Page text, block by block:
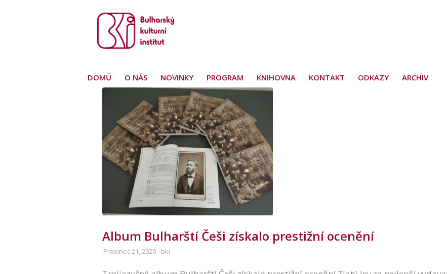
DOMŮ O NÁS NOVINKY PROGRAM KNIHOVNA KONTAKT ODKAZY ARCHIV
Album Bulharští Češi získalo prestižní ocenění
Prosinec 21, 2020 bki